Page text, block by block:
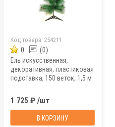
Код товара: 254211
0 (0)
Ель искусственная,
декоративная, пластиковая
подставка, 150 веток, 1,5 м
1 725 ₽ /шт
В КОРЗИНУ